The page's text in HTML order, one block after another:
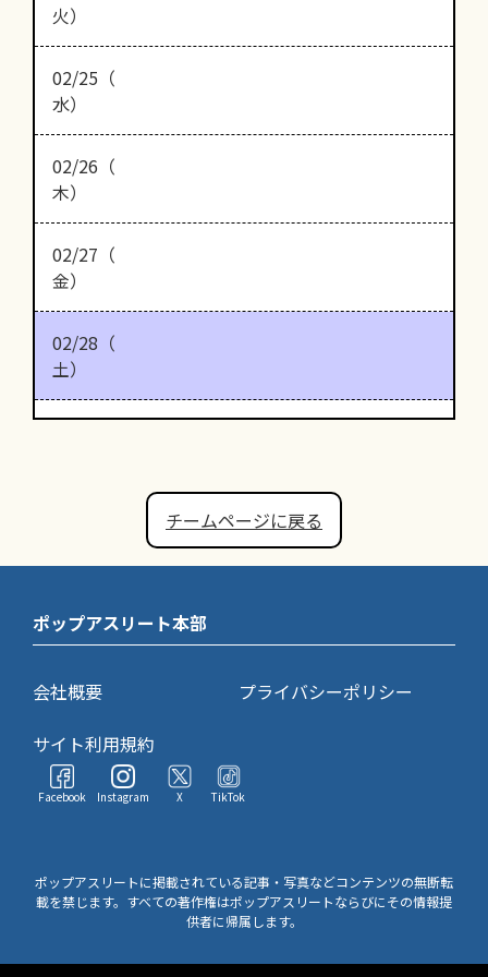
火）
02/25（
水）
02/26（
木）
02/27（
金）
02/28（
土）
チームページに戻る
ポップアスリート本部
会社概要
プライバシーポリシー
サイト利用規約
Facebook Instagram X TikTok
ポップアスリートに掲載されている記事・写真などコンテンツの無断転
載を禁じます。すべての著作権はポップアスリートならびにその情報提
供者に帰属します。